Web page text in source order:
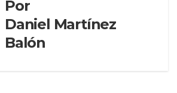
Por
Daniel Martínez
Balón